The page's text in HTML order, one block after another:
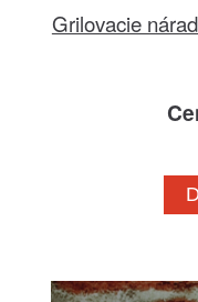
Grilovacie